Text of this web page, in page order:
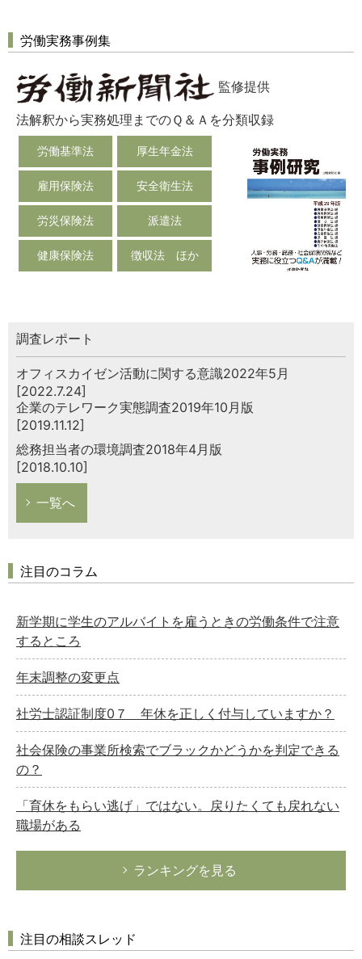
労働実務事例集
監修提供
法解釈から実務処理までのＱ＆Ａを分類収録
労働基準法 厚生年金法
雇用保険法 安全衛生法
労災保険法 派遣法
健康保険法 徴収法 ほか
調査レポート
オフィスカイゼン活動に関する意識2022年5月
[2022.7.24]
企業のテレワーク実態調査2019年10月版
[2019.11.12]
総務担当者の環境調査2018年4月版
[2018.10.10]
一覧へ
注目のコラム
新学期に学生のアルバイトを雇うときの労働条件で注意
するところ
年末調整の変更点
社労士認証制度0７ 年休を正しく付与していますか？
社会保険の事業所検索でブラックかどうかを判定できる
の？
「育休をもらい逃げ」ではない。戻りたくても戻れない
職場がある
ランキングを見る
注目の相談スレッド